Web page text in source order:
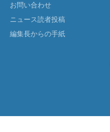
お問い合わせ
ニュース読者投稿
編集長からの手紙